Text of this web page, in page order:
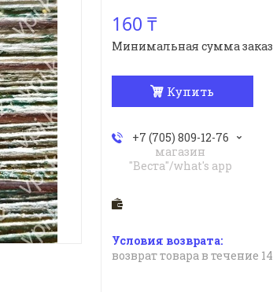
160 ₸
Минимальная сумма
Купить
+7 (705) 809-12-76
магазин
"Веста"/what's app
возврат товара в течение